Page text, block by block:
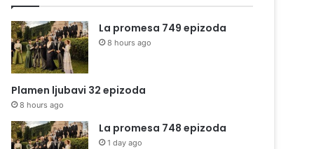
La promesa 749 epizoda
8 hours ago
Plamen ljubavi 32 epizoda
8 hours ago
La promesa 748 epizoda
1 day ago